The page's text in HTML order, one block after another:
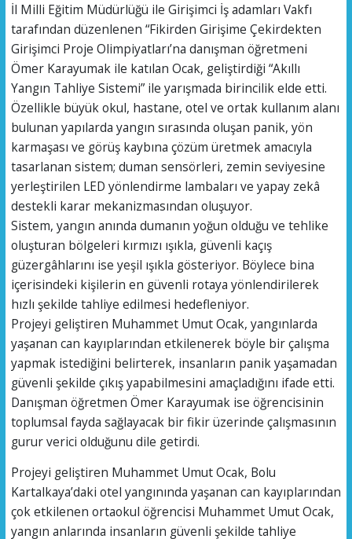
İl Milli Eğitim Müdürlüğü ile Girişimci İş adamları Vakfı
tarafından düzenlenen “Fikirden Girişime Çekirdekten
Girişimci Proje Olimpiyatları’na danışman öğretmeni
Ömer Karayumak ile katılan Ocak, geliştirdiği “Akıllı
Yangın Tahliye Sistemi” ile yarışmada birincilik elde etti.
Özellikle büyük okul, hastane, otel ve ortak kullanım alanı
bulunan yapılarda yangın sırasında oluşan panik, yön
karmaşası ve görüş kaybına çözüm üretmek amacıyla
tasarlanan sistem; duman sensörleri, zemin seviyesine
yerleştirilen LED yönlendirme lambaları ve yapay zekâ
destekli karar mekanizmasından oluşuyor.
Sistem, yangın anında dumanın yoğun olduğu ve tehlike
oluşturan bölgeleri kırmızı ışıkla, güvenli kaçış
güzergâhlarını ise yeşil ışıkla gösteriyor. Böylece bina
içerisindeki kişilerin en güvenli rotaya yönlendirilerek
hızlı şekilde tahliye edilmesi hedefleniyor.
Projeyi geliştiren Muhammet Umut Ocak, yangınlarda
yaşanan can kayıplarından etkilenerek böyle bir çalışma
yapmak istediğini belirterek, insanların panik yaşamadan
güvenli şekilde çıkış yapabilmesini amaçladığını ifade etti.
Danışman öğretmen Ömer Karayumak ise öğrencisinin
toplumsal fayda sağlayacak bir fikir üzerinde çalışmasının
gurur verici olduğunu dile getirdi.
Projeyi geliştiren Muhammet Umut Ocak, Bolu
Kartalkaya’daki otel yangınında yaşanan can kayıplarından
çok etkilenen ortaokul öğrencisi Muhammet Umut Ocak,
yangın anlarında insanların güvenli şekilde tahliye